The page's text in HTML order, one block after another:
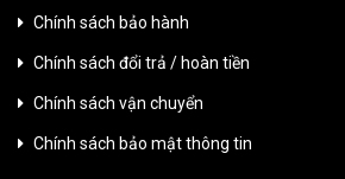
Chính sách bảo hành
Chính sách đổi trả / hoàn tiền
Chính sách vận chuyển
Chính sách bảo mật thông tin